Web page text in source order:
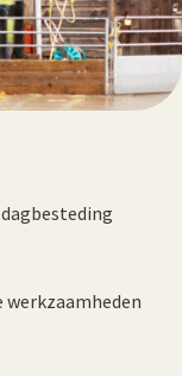
werkzaamheden